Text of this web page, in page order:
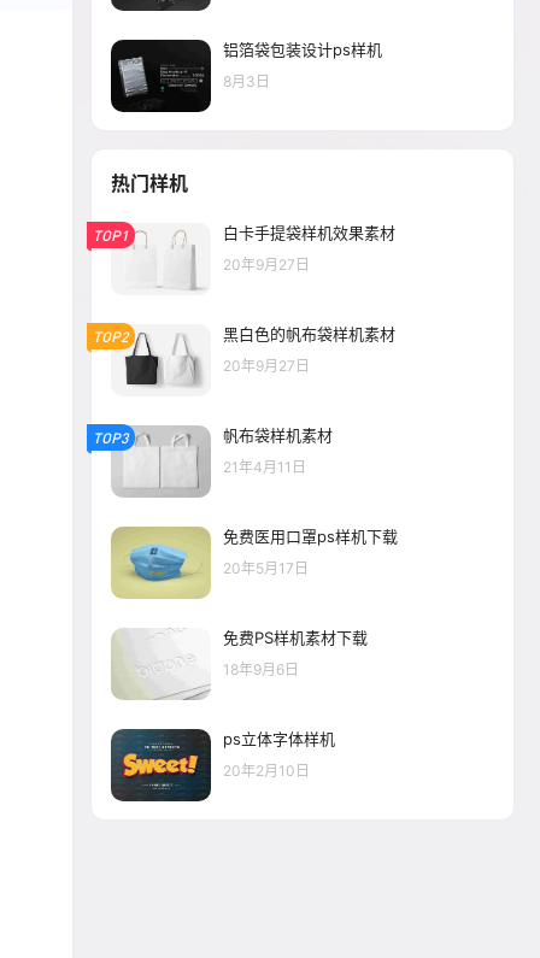
铝箔袋包装设计ps样机
8月3日
热门样机
TOP1 白卡手提袋样机效果素材
20年9月27日
TOP2 黑白色的帆布袋样机素材
20年9月27日
TOP3 帆布袋样机素材
21年4月11日
免费医用口罩ps样机下载
20年5月17日
免费PS样机素材下载
18年9月6日
ps立体字体样机
20年2月10日